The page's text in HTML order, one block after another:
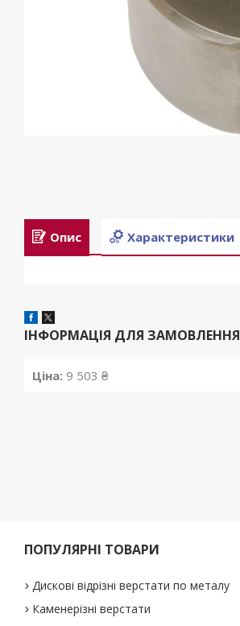
Опис Характеристики
ІНФОРМАЦІЯ ДЛЯ ЗАМОВЛЕННЯ
Ціна: 9 503 ₴
ПОПУЛЯРНІ ТОВАРИ
Дискові відрізні верстати по металу
Каменерізні верстати